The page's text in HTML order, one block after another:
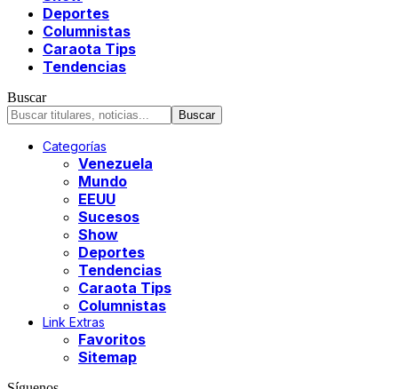
Deportes
Columnistas
Caraota Tips
Tendencias
Buscar
Categorías
Venezuela
Mundo
EEUU
Sucesos
Show
Deportes
Tendencias
Caraota Tips
Columnistas
Link Extras
Favoritos
Sitemap